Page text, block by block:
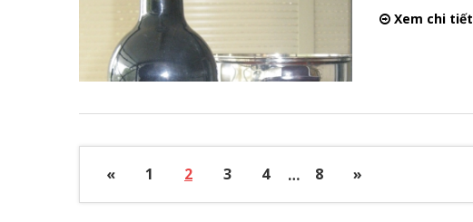
Xem chi tiết
« 1 2 3 4 … 8 »